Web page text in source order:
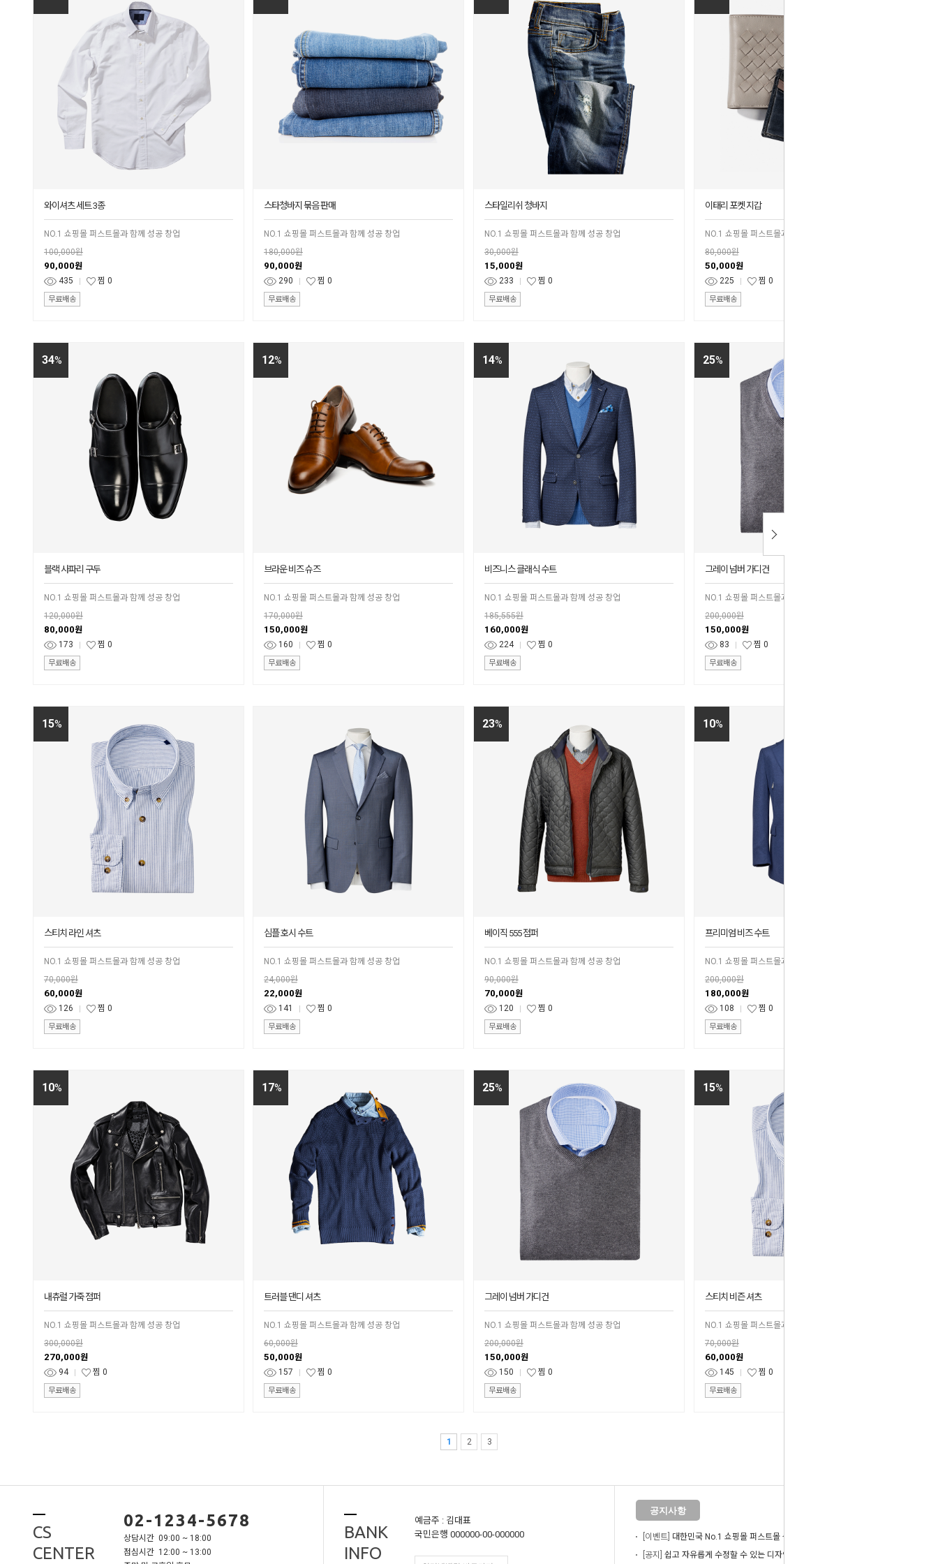
와이셔츠 세트 3종
NO.1 쇼핑몰 퍼스트몰과 함께 성공 창업
100,000원
90,000원
435
찜 0
무료배송
스타청바지 묶음 판매
NO.1 쇼핑몰 퍼스트몰과 함께 성공 창업
180,000원
90,000원
290
찜 0
무료배송
스타일리쉬 청바지
NO.1 쇼핑몰 퍼스트몰과 함께 성공 창업
30,000원
15,000원
233
찜 0
무료배송
이태리 포켓 지갑
NO.1 쇼핑몰 퍼스트몰과 함께 성공 창업
80,000원
50,000원
225
찜 0
무료배송
34%
블랙 사파리 구두
NO.1 쇼핑몰 퍼스트몰과 함께 성공 창업
120,000원
80,000원
173
찜 0
무료배송
12%
브라운 비즈 슈즈
NO.1 쇼핑몰 퍼스트몰과 함께 성공 창업
170,000원
150,000원
160
찜 0
무료배송
14%
비즈니스 클래식 수트
NO.1 쇼핑몰 퍼스트몰과 함께 성공 창업
185,555원
160,000원
224
찜 0
무료배송
25%
그레이 넘버 가디건
NO.1 쇼핑몰 퍼스트몰과 함께 성공 창업
200,000원
150,000원
83
찜 0
무료배송
15%
스티치 라인 셔츠
NO.1 쇼핑몰 퍼스트몰과 함께 성공 창업
70,000원
60,000원
126
찜 0
무료배송
심플 호시 수트
NO.1 쇼핑몰 퍼스트몰과 함께 성공 창업
24,000원
22,000원
141
찜 0
무료배송
23%
베이직 555 점퍼
NO.1 쇼핑몰 퍼스트몰과 함께 성공 창업
90,000원
70,000원
120
찜 0
무료배송
10%
프리미엄 비즈 수트
NO.1 쇼핑몰 퍼스트몰과 함께 성공 창업
200,000원
180,000원
108
찜 0
무료배송
10%
내츄럴 가죽 점퍼
NO.1 쇼핑몰 퍼스트몰과 함께 성공 창업
300,000원
270,000원
94
찜 0
무료배송
17%
트러블 댄디 셔츠
NO.1 쇼핑몰 퍼스트몰과 함께 성공 창업
60,000원
50,000원
157
찜 0
무료배송
25%
그레이 넘버 가디건
NO.1 쇼핑몰 퍼스트몰과 함께 성공 창업
200,000원
150,000원
150
찜 0
무료배송
15%
스티치 비즌 셔츠
NO.1 쇼핑몰 퍼스트몰과 함께 성공 창업
70,000원
60,000원
145
찜 0
무료배송
1 2 3
CS
CENTER
02-1234-5678
상담시간 09:00 ~ 18:00
점심시간 12:00 ~ 13:00
BANK
INFO
예금주 : 김대표
국민은행 000000-00-000000
공지사항
[이벤트] 대한민국 No.1 쇼핑몰 퍼스트몰 성공을 함께 합니다.
[공지]
쉽고 자유롭게 수정할 수 있는 디자인스킨을 경험해보세요.